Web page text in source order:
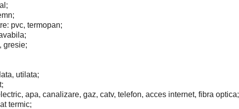
lemn;
pvc, termopan;
gresie;
utilata;
complet;
apa, canalizare, gaz, catv, telefon, acces internet, fibra optica;
termic;